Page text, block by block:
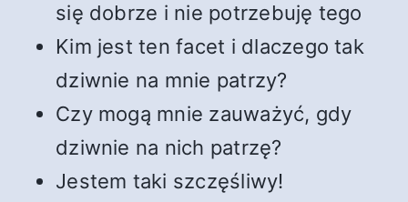
się dobrze i nie potrzebuję tego
Kim jest ten facet i dlaczego tak
dziwnie na mnie patrzy?
Czy mogą mnie zauważyć, gdy
dziwnie na nich patrzę?
Jestem taki szczęśliwy!